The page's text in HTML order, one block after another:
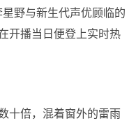
野与新生代声优顾临的
开播当日便登上实时热
十倍，混着窗外的雷雨